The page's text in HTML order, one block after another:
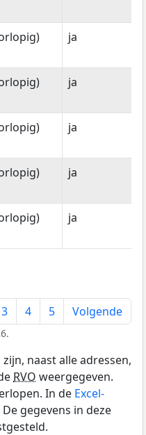
ja
ja
ja
ja
ja
3 4 5 Volgende
naast alle adressen,
RVO weergegeven.
In de Excel-
gegevens in deze